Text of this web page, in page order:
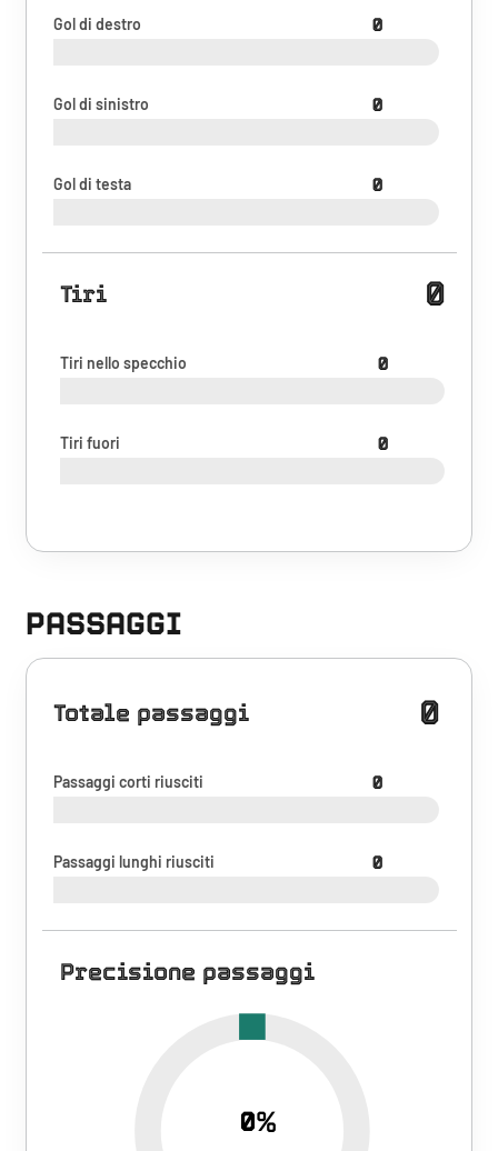
Gol di destro 0
Gol di sinistro 0
Gol di testa 0
Tiri 0
Tiri nello specchio 0
Tiri fuori 0
PASSAGGI
Totale passaggi 0
Passaggi corti riusciti 0
Passaggi lunghi riusciti 0
Precisione passaggi
0%